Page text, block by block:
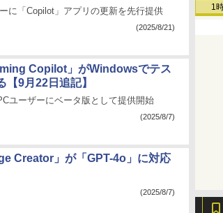
1
に「Copilot」アプリの更新を先行提供
(2025/8/21)
Copilot」がWindowsでテス
【9月22日追記】
ユーザーにベータ版として提供開始
(2025/8/7)
Creator」が「GPT-4o」に対応
(2025/8/7)